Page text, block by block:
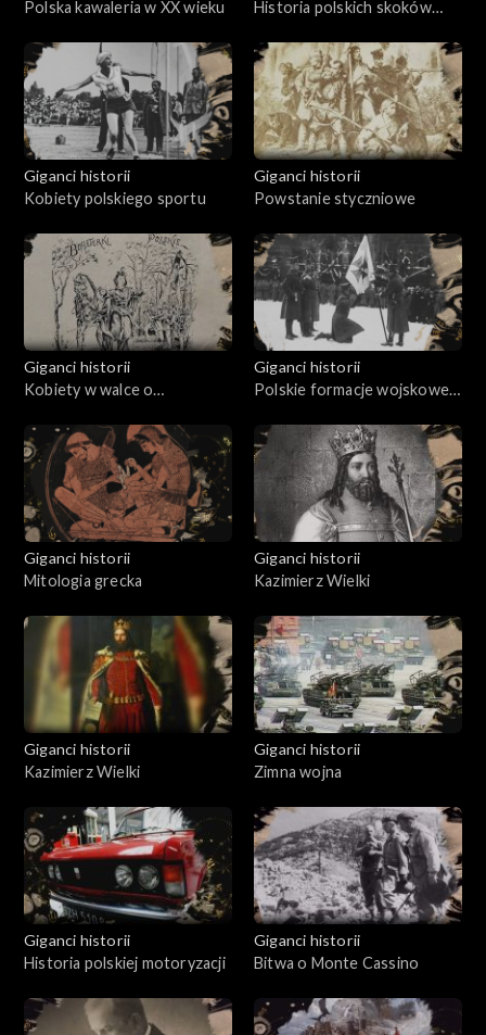
Polska kawaleria w XX wieku
Historia polskich skoków
Giganci historii
Kobiety polskiego sportu
Giganci historii
Powstanie styczniowe
Giganci historii
Kobiety w walce o
Giganci historii
Polskie formacje wojskowe
Giganci historii
Mitologia grecka
Giganci historii
Kazimierz Wielki
Giganci historii
Kazimierz Wielki
Giganci historii
Zimna wojna
Giganci historii
Historia polskiej motoryzacji
Giganci historii
Bitwa o Monte Cassino